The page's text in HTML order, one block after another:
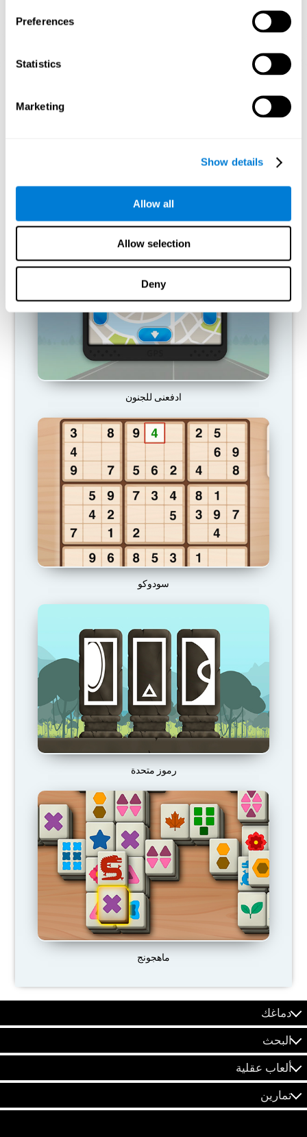
Preferences
Statistics
Marketing
Show details
Allow all
Allow selection
Deny
ما يحدث إن مل أدرّب مهاراتي المعرفية؟
يستخدمها. إن لم نستخدم مهارة معرفية، لا يعطي الدماغ وسائل لهذا نمط
التنشيط العصبي، في يصبح ضعيفاً. إن لم ندرّب هذه الوظيفة المعرفة،
ادفعنى للجنون
سودوكو
رموز متحدة
ماهجونج
دماغك
البحث
ألعاب عقلية
تمارين